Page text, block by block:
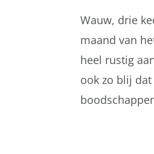
Wauw, drie
maand van
heel rustig
ook zo blij